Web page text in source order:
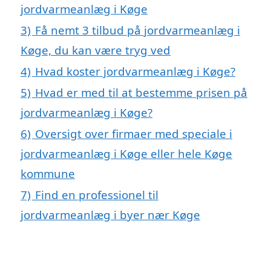
jordvarmeanlæg i Køge
3) Få nemt 3 tilbud på jordvarmeanlæg i
Køge, du kan være tryg ved
4) Hvad koster jordvarmeanlæg i Køge?
5) Hvad er med til at bestemme prisen på
jordvarmeanlæg i Køge?
6) Oversigt over firmaer med speciale i
jordvarmeanlæg i Køge eller hele Køge
kommune
7) Find en professionel til
jordvarmeanlæg i byer nær Køge